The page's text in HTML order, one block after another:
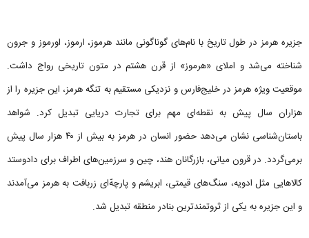
جزیره هرمز در طول تاریخ با نام‌های گوناگونی مانند هرموز، ارموز، اورموز و جرون
شناخته می‌شد و املای «هرموز» از قرن هشتم در متون تاریخی رواج داشت.
موقعیت ویژه هرمز در خلیج‌فارس و نزدیکی مستقیم به تنگه هرمز، این جزیره را از
هزاران سال پیش به نقطه‌ای مهم برای تجارت دریایی تبدیل کرد. شواهد
باستان‌شناسی نشان می‌دهد حضور انسان در هرمز به بیش از ۴۰ هزار سال پیش
برمی‌گردد. در قرون میانی، بازرگانان هند، چین و سرزمین‌های اطراف برای دادوستد
کالاهایی مثل ادویه، سنگ‌های قیمتی، ابریشم و پارچه‌ّای زربافت به هرمز می‌آمدند
و این جزیره به یکی از ثروتمندترین بنادر منطقه تبدیل شد.